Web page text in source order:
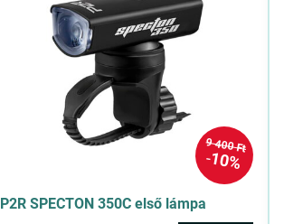
9 400 Ft
10%
P2R SPECTON 350C első lámpa